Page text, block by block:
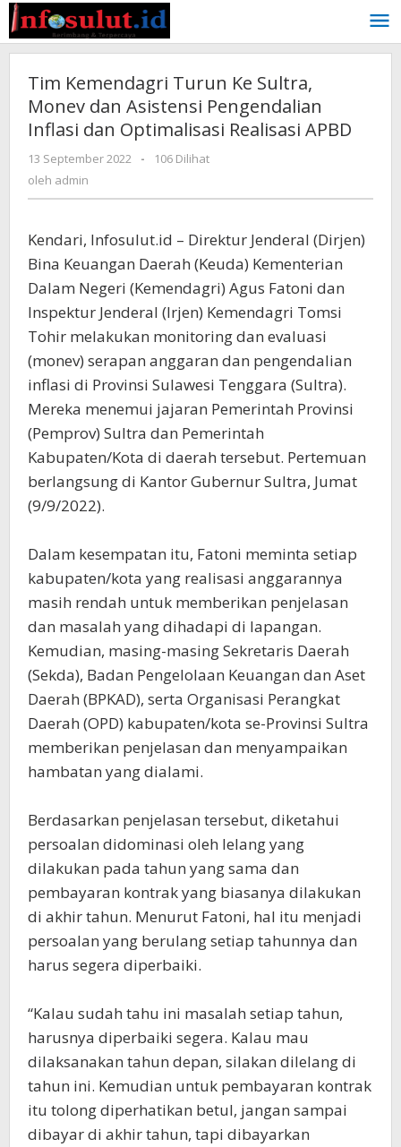
Lewati
ke
konten
Tim Kemendagri Turun Ke Sultra,
Monev dan Asistensi Pengendalian
Inflasi dan Optimalisasi Realisasi APBD
13 September 2022
oleh
-
106 Dilihat
oleh admin
Kendari, Infosulut.id – Direktur Jenderal (Dirjen)
Bina Keuangan Daerah (Keuda) Kementerian
Dalam Negeri (Kemendagri) Agus Fatoni dan
Inspektur Jenderal (Irjen) Kemendagri Tomsi
Tohir melakukan monitoring dan evaluasi
(monev) serapan anggaran dan pengendalian
inflasi di Provinsi Sulawesi Tenggara (Sultra).
Mereka menemui jajaran Pemerintah Provinsi
(Pemprov) Sultra dan Pemerintah
Kabupaten/Kota di daerah tersebut. Pertemuan
berlangsung di Kantor Gubernur Sultra, Jumat
(9/9/2022).
Dalam kesempatan itu, Fatoni meminta setiap
kabupaten/kota yang realisasi anggarannya
masih rendah untuk memberikan penjelasan
dan masalah yang dihadapi di lapangan.
Kemudian, masing-masing Sekretaris Daerah
(Sekda), Badan Pengelolaan Keuangan dan Aset
Daerah (BPKAD), serta Organisasi Perangkat
Daerah (OPD) kabupaten/kota se-Provinsi Sultra
memberikan penjelasan dan menyampaikan
hambatan yang dialami.
Berdasarkan penjelasan tersebut, diketahui
persoalan didominasi oleh lelang yang
dilakukan pada tahun yang sama dan
pembayaran kontrak yang biasanya dilakukan
di akhir tahun. Menurut Fatoni, hal itu menjadi
persoalan yang berulang setiap tahunnya dan
harus segera diperbaiki.
“Kalau sudah tahu ini masalah setiap tahun,
harusnya diperbaiki segera. Kalau mau
dilaksanakan tahun depan, silakan dilelang di
tahun ini. Kemudian untuk pembayaran kontrak
itu tolong diperhatikan betul, jangan sampai
dibayar di akhir tahun, tapi dibayarkan